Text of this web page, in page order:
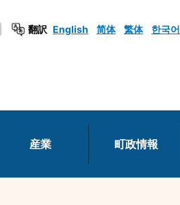
翻訳 English 简体 繁体 한국어
産業 町政情報